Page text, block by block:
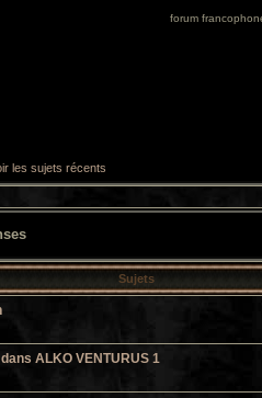
forum
les sujets récents
Sujets
ALKO VENTURUS 1